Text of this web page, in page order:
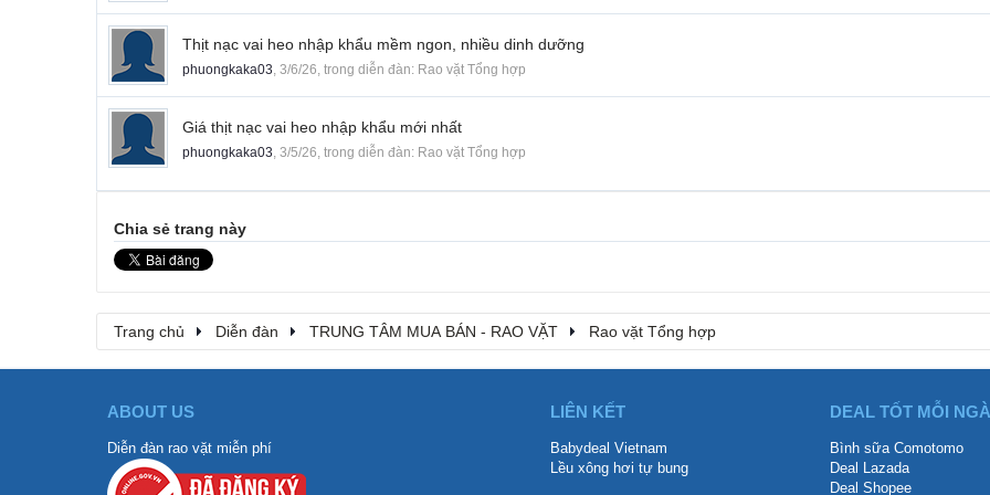
Thịt nạc vai heo nhập khẩu mềm ngon, nhiều dinh dưỡng
phuongkaka03, 3/6/26, trong diễn đàn: Rao vặt Tổng hợp
Giá thịt nạc vai heo nhập khẩu mới nhất
phuongkaka03, 3/5/26, trong diễn đàn: Rao vặt Tổng hợp
Chia sẻ trang này
Trang chủ Diễn đàn TRUNG TÂM MUA BÁN - RAO VẶT Rao vặt Tổng hợp
ABOUT US
Diễn đàn rao vặt miễn phí
LIÊN KẾT
Babydeal Vietnam
Lều xông hơi tự bung
DEAL TỐT MỖI
Bình sữa Comotomo
Deal Lazada
Deal Shopee